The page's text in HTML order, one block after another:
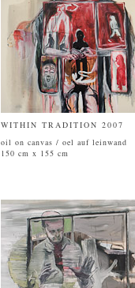
WITHIN TRADITION 2007
oil on canvas / oel auf leinwand
150 cm x 155 cm